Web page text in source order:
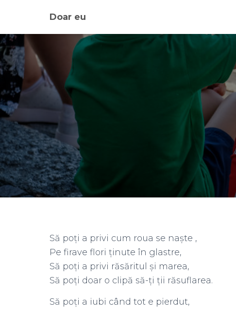
Doar eu
Să poți a privi cum roua se naște ,
Pe firave flori ținute în glastre,
Să poți a privi răsăritul și marea,
Să poți doar o clipă să-ți ții răsuflarea.
Să poți a iubi când tot e pierdut,